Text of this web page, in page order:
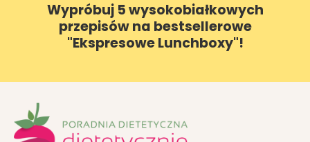
Wypróbuj 5 wysokobiałkowych
przepisów na bestsellerowe
"Ekspresowe Lunchboxy"!